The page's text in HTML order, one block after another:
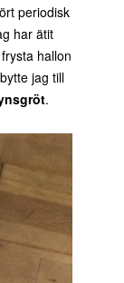
periodisk
har ätit
hallon
jag till
.